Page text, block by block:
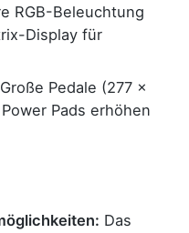
RGB-Beleuchtung
Display für
Große Pedale (277 x
Pads erhöhen
Das